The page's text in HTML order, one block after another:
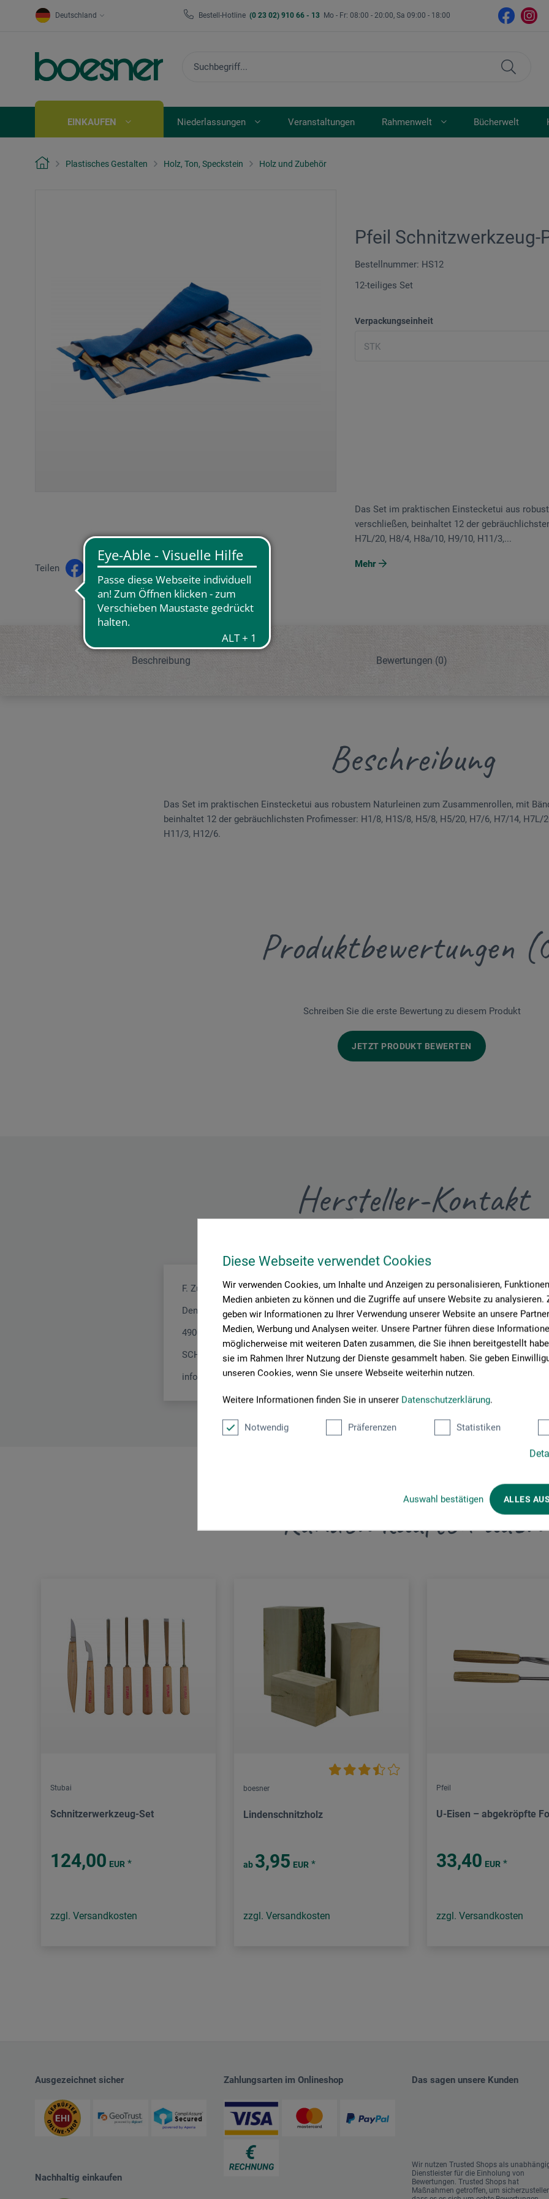
Diese Webseite verwendet Cookies
Wir verwenden Cookies, um Inhalte und Anzeigen zu personalisieren,
Medien anbieten zu können und die Zugriffe auf unsere Website zu analysieren.
geben wir Informationen zu Ihrer Verwendung unserer Website an unsere
Medien, Werbung und Analysen weiter. Unsere Partner führen diese
möglicherweise mit weiteren Daten zusammen, die Sie ihnen bereitgestellt
sie im Rahmen Ihrer Nutzung der Dienste gesammelt haben. Sie geben
unseren Cookies, wenn Sie unsere Webseite weiterhin nutzen.
Weitere Informationen finden Sie in unserer Datenschutzerklärung.
Notwendig Präferenzen Statistiken
Auswahl bestätigen ALLES
Deutschland Bestell-Hotline (0 23 02) 910 66 - 13 Mo - Fr: 08:00 - 20:00, Sa 09:00 - 18:00
EINKAUFEN Niederlassungen Veranstaltungen Rahmenwelt Bücherwelt
Plastisches Gestalten Holz, Ton, Speckstein Holz und Zubehör
Pfeil Schnitzwerkzeug-
Bestellnummer: HS12
12-teiliges Set
Verpackungseinheit
Teilen
Das Set im praktischen Einstecketui aus
verschließen, beinhaltet 12 der
H7L/20, H8/4, H8a/10, H9/10, H11/3,...
Mehr
Beschreibung Bewertungen (0)
Beschreibung
Das Set im praktischen Einstecketui aus robustem Naturleinen zum Zusammenrollen, mit
beinhaltet 12 der gebräuch­lichs­ten Profimesser: H1/8, H1S/8, H5/8, H5/20, H7/6, H7/14, H7L/
H11/3, H12/6.
Produktbewertungen
Schreiben Sie die erste Bewertung zu diesem Produkt
JETZT PRODUKT BEWERTEN
Hersteller-Kontakt
F. Zulauf Messerschmiede und Werkzeugfabrikations AG
Dennliweg 29
4900 Langenthal
SCHWEIZ
info@pfeiltools.com
Kunden kauften auch
Stubai
Schnitzerwerkzeug-Set
124,00 EUR *
zzgl. Versandkosten
boesner
Lindenschnitzholz
ab 3,95 EUR *
zzgl. Versandkosten
Pfeil
U-Eisen – abgekröpfte
33,40 EUR *
zzgl. Versandkosten
Ausgezeichnet sicher
Nachhaltig einkaufen
Zahlungsarten im Onlineshop Das sagen unsere Kunden
Wir nutzen Trusted Shops als
Dienstleister für die Einholung von
Bewertungen. Trusted Shops hat
Maßnahmen getroffen, um